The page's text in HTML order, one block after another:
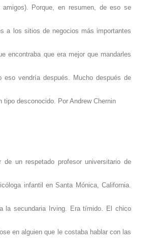
Porque, en resumen, de eso se
a los sitios de negocios más importantes
encontraba que era mejor que mandarles
eso vendría después. Mucho después de
tipo desconocido. Por Andrew Chernin
un respetado profesor universitario de
infantil en Santa Mónica, California.
la secundaria Irving. Era tímido. El chico
en alguien que le costaba hablar con las